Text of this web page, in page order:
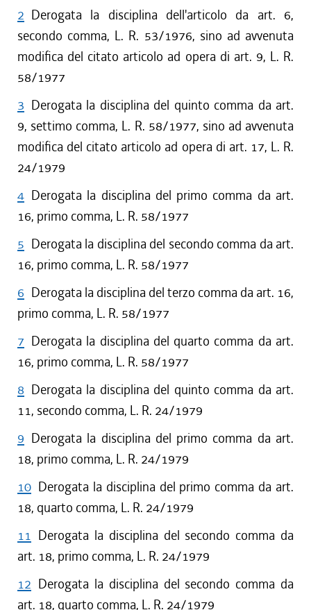
2 Derogata la disciplina dell'articolo da art. 6,
secondo comma, L. R. 53/1976, sino ad avvenuta
modifica del citato articolo ad opera di art. 9, L. R.
58/1977
3 Derogata la disciplina del quinto comma da art.
9, settimo comma, L. R. 58/1977, sino ad avvenuta
modifica del citato articolo ad opera di art. 17, L. R.
24/1979
4 Derogata la disciplina del primo comma da art.
16, primo comma, L. R. 58/1977
5 Derogata la disciplina del secondo comma da art.
16, primo comma, L. R. 58/1977
6 Derogata la disciplina del terzo comma da art. 16,
primo comma, L. R. 58/1977
7 Derogata la disciplina del quarto comma da art.
16, primo comma, L. R. 58/1977
8 Derogata la disciplina del quinto comma da art.
11, secondo comma, L. R. 24/1979
9 Derogata la disciplina del primo comma da art.
18, primo comma, L. R. 24/1979
10 Derogata la disciplina del primo comma da art.
18, quarto comma, L. R. 24/1979
11 Derogata la disciplina del secondo comma da
art. 18, primo comma, L. R. 24/1979
12 Derogata la disciplina del secondo comma da
art. 18, quarto comma, L. R. 24/1979